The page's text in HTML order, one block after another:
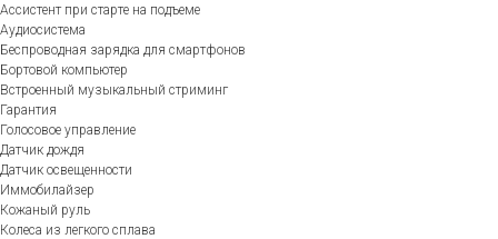
Ассистент при старте на подъеме
Аудиосистема
Беспроводная зарядка для смартфонов
Бортовой компьютер
Встроенный музыкальный стриминг
Гарантия
Голосовое управление
Датчик дождя
Датчик освещенности
Иммобилайзер
Кожаный руль
Колеса из легкого сплава